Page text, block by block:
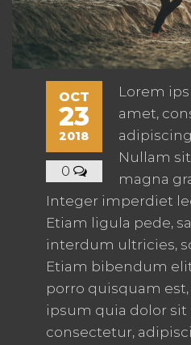
OCT
23
2018
0
Lorem
amet,
Nullam
magna
Integer imperdiet
Etiam ligula pede,
interdum ultricies,
Etiam bibendum
porro quisquam
ipsum quia dolor sit
consectetur,